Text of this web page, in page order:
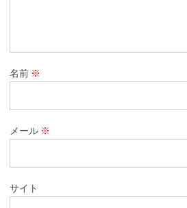
名前 ※
メール ※
サイト